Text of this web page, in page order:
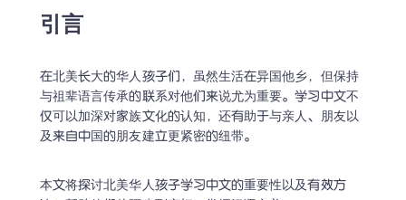
引言
在北美长大的华人孩子们，虽然生活在异国他乡，但保持
与祖辈语言传承的联系对他们来说尤为重要。学习中文不
仅可以加深对家族文化的认知，还有助于与亲人、朋友以
及来自中国的朋友建立更紧密的纽带。
本文将探讨北美华人孩子学习中文的重要性以及有效方